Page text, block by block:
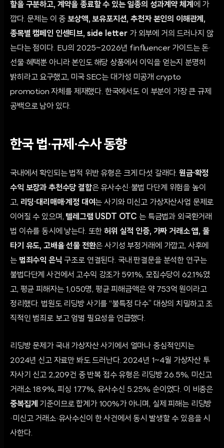
할을 구분하고, 계약을 종료할 수 있는 일종의 성과계약 체계 에 가
깝다. 문제는 이 중보상액, 보유포지션, 추천자 본인의 이해관계,
종목별 캠페인 인센티브, side letter 가 외부에 거의 드러나지 않
는다는 점이다. EU의 2025~2026년 finfluencer 가이드는 돈·
선물·혜택뿐 아니라 본인도 해당 상품에서 이익을 얻는지 분명히
밝히라고 요구했고, 미국 SEC는 대가성 미공개 crypto
promotion 자체를 제재했다. 한국에서도 이 부분이 가장 큰 규제
공백으로 남아 있다.
한국 법·규제·수사 동향
국내에서 확인되는 법적 위반 유형은 크게 다섯 갈래다.원금·확정
수익 보장과 추천수당 결합은 유사수신·불법 다단계 위험을 높이
고, 리딩·대리매매·계정 대여는 사기와 미신고 가상자산사업 문제로
이어질 수 있으며, 텔레그램 USDT OTC 는 특금법과 외국환거래
법 이슈를 동시에 낳는다. 또한허위 실적 인증, 가짜 거래소 앱, 물
타기 유도, 고배율 선물 전환은 사기성 부정거래에 가깝고, 사후에
는 범죄수익 은닉 구조로 연결된다. 국내 판결문을 분석한 연구는
불법다단계 사건에서 고수익 강조가 59.1%, 모집수당이 62.1%였
고, 평균 피해자는 1,050명, 평균 피해금액은 약 753억 원이라고
정리했다. 법원도 리딩방 사기를 “불특정 다수” 대상의 치밀하고 조
직적인 범죄로 보고 엄벌 필요성을 언급했다.
리딩방 문제가 국내 가상자산 사기에서 얼마나 중심적인지는
2024년 신고 자료만 봐도 드러난다. 2024년 1~4월 가상자산 투
자사기 신고 2,209건 중 반복 접수 유형은 리딩방 26.5%, 미신고
거래소 18.9%, 피싱 17.7%, 유사수신 5.25% 순이었다. 이 비중은
중복집계
기준이므로 합계가 100%가 아니며, 실제 피해는 리딩방
·미신고 거래소·유사수신이 한 사건에서 동시 발생할 수 있음을 시
사한다.